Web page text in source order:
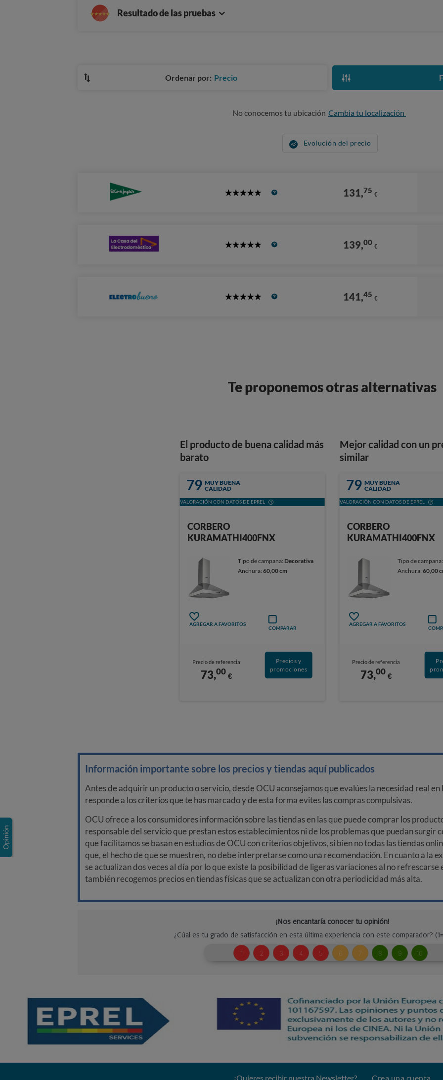
Resultado de las pruebas
Ordenar por: Precio
No conocemos tu ubicación Cambia tu localización
Evolución del precio
5
131,75 €
5
139,00 €
5
141,45 €
Te proponemos otras alternativas
El producto de buena calidad más
barato
79 MUY BUENA
CALIDAD
VALORACIÓN CON DATOS DE EPREL
CORBERO
KURAMATHI400FNX
Tipo de campana: Decorativa
Anchura:60,00 cm
AGREGAR A FAVORITOS
COMPARAR
Precio de referencia
73,00 €
Precios y
promociones
Mejor calidad con un
similar
79 MUY BUENA
CALIDAD
VALORACIÓN CON DATOS DE EPREL
CORBERO
KURAMATHI400FNX
Tipo de campana:
Anchura:60,00
AGREGAR A FAVORITOS
Precio de referencia
73,00 €
Información importante sobre los precios y tiendas aquí publicados
Antes de adquirir un producto o servicio, desde OCU aconsejamos que evalúes la necesidad real
responde a los criterios que te has marcado y de esta forma evites las compras compulsivas.
OCU ofrece a los consumidores información sobre las tiendas en las que puede comprar los
responsable del servicio que prestan estos establecimientos ni de los problemas que puedan surgir
que facilitamos se basan en estudios de OCU con criterios objetivos, si bien no todas las tiendas
que, el hecho de que se muestren, no debe interpretarse como una recomendación. En cuanto a la
se actualizan dos veces al día por lo que existe la posibilidad de ligeras variaciones al no refrescarse
también recogemos precios en tiendas físicas que se actualizan con otra periodicidad más alta.
¿Quieres recibir nuestra Newsletter? Crea una cuenta